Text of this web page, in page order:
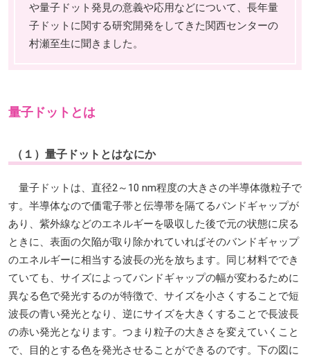
や量子ドット発見の意義や応用などについて、長年量
子ドットに関する研究開発をしてきた関西センターの
村瀬至生に聞きました。
量子ドットとは
（１）量子ドットとはなにか
量子ドットは、直径2～10 nm程度の大きさの半導体微粒子で
す。半導体なので価電子帯と伝導帯を隔てるバンドギャップが
あり、紫外線などのエネルギーを吸収した後で元の状態に戻る
ときに、表面の欠陥が取り除かれていればそのバンドギャップ
のエネルギーに相当する波長の光を放ちます。同じ材料ででき
ていても、サイズによってバンドギャップの幅が変わるために
異なる色で発光するのが特徴で、サイズを小さくすることで短
波長の青い発光となり、逆にサイズを大きくすることで長波長
の赤い発光となります。つまり粒子の大きさを変えていくこと
で、目的とする色を発光させることができるのです。下の図に